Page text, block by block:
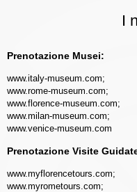
I
Prenotazione Musei:
www.italy-museum.com;
www.rome-museum.com;
www.florence-museum.com;
www.milan-museum.com;
www.venice-museum.com
Prenotazione Visite
www.myflorencetours.com;
www.myrometours.com;